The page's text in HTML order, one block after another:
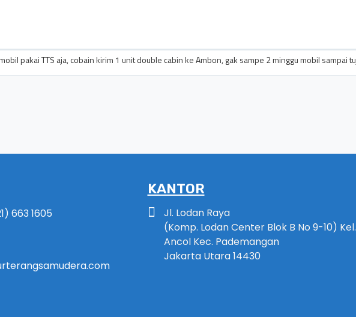
pakai TTS aja, cobain kirim 1 unit double cabin ke Ambon, gak sampe 2 minggu mobil sampai
663 1605
KANTOR
Jl. Lodan Raya
(Komp. Lodan Center Blok B No 9-10) Kel.
Ancol Kec. Pademangan
Jakarta Utara 14430